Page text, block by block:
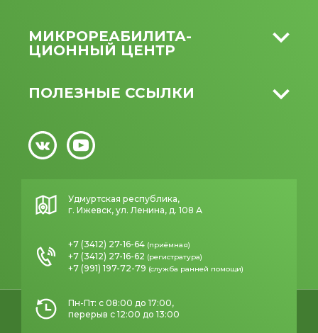
МИКРО­РЕАБИЛИТА­
ЦИОННЫЙ ЦЕНТР
ПОЛЕЗНЫЕ ССЫЛКИ
Удмуртская республика,
г. Ижевск, ул. Ленина, д. 108 А
+7 (3412) 27-16-64 (приёмная)
+7 (3412) 27-16-62 (регистратура)
+7 (991) 197-72-79 (служба ранней помощи)
Пн-Пт: с 08:00 до 17:00,
перерыв с 12:00 до 13:00